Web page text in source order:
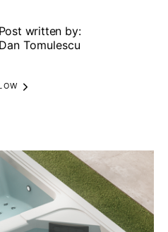
Post written by:
Dan Tomulescu